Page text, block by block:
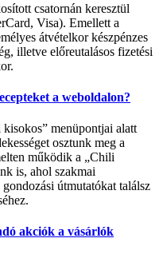
csatornán keresztül
Visa). Emellett a
átvételkor készpénzes
illetve előreutalásos fizetési
a weboldalon?
menüpontjai alatt
osztunk meg a
működik a „Chili
is, ahol szakmai
útmutatókat találsz
akciók a vásárlók